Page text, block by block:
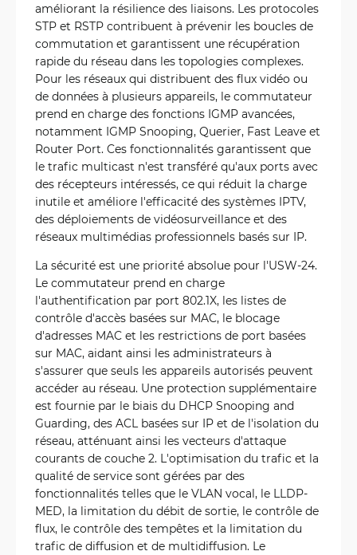
améliorant la résilience des liaisons. Les protocoles
STP et RSTP contribuent à prévenir les boucles de
commutation et garantissent une récupération
rapide du réseau dans les topologies complexes.
Pour les réseaux qui distribuent des flux vidéo ou
de données à plusieurs appareils, le commutateur
prend en charge des fonctions IGMP avancées,
notamment IGMP Snooping, Querier, Fast Leave et
Router Port. Ces fonctionnalités garantissent que
le trafic multicast n'est transféré qu'aux ports avec
des récepteurs intéressés, ce qui réduit la charge
inutile et améliore l'efficacité des systèmes IPTV,
des déploiements de vidéosurveillance et des
réseaux multimédias professionnels basés sur IP.
La sécurité est une priorité absolue pour l'USW-24.
Le commutateur prend en charge
l'authentification par port 802.1X, les listes de
contrôle d'accès basées sur MAC, le blocage
d'adresses MAC et les restrictions de port basées
sur MAC, aidant ainsi les administrateurs à
s'assurer que seuls les appareils autorisés peuvent
accéder au réseau. Une protection supplémentaire
est fournie par le biais du DHCP Snooping and
Guarding, des ACL basées sur IP et de l'isolation du
réseau, atténuant ainsi les vecteurs d'attaque
courants de couche 2. L'optimisation du trafic et la
qualité de service sont gérées par des
fonctionnalités telles que le VLAN vocal, le LLDP-
MED, la limitation du débit de sortie, le contrôle de
flux, le contrôle des tempêtes et la limitation du
trafic de diffusion et de multidiffusion. Le